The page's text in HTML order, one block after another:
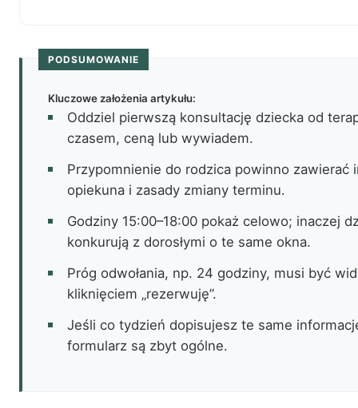
PODSUMOWANIE
Kluczowe założenia artykułu:
Oddziel pierwszą konsultację dziecka od
czasem, ceną lub wywiadem.
Przypomnienie do rodzica powinno zawierać
opiekuna i zasady zmiany terminu.
Godziny 15:00–18:00 pokaż celowo; inaczej
konkurują z dorosłymi o te same okna.
Próg odwołania, np. 24 godziny, musi być
kliknięciem „rezerwuję”.
Jeśli co tydzień dopisujesz te same
formularz są zbyt ogólne.